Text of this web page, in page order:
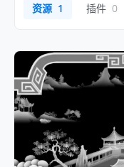
资源 1 插件 0